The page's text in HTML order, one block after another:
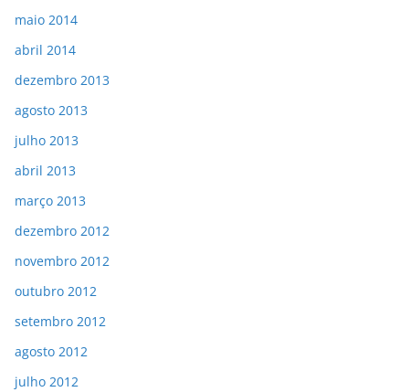
maio 2014
abril 2014
dezembro 2013
agosto 2013
julho 2013
abril 2013
março 2013
dezembro 2012
novembro 2012
outubro 2012
setembro 2012
agosto 2012
julho 2012